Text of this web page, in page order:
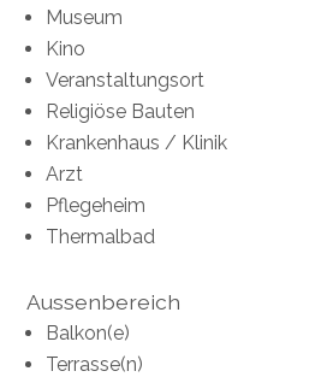
Museum
Kino
Veranstaltungsort
Religiöse Bauten
Krankenhaus / Klinik
Arzt
Pflegeheim
Thermalbad
Aussenbereich
Balkon(e)
Terrasse(n)